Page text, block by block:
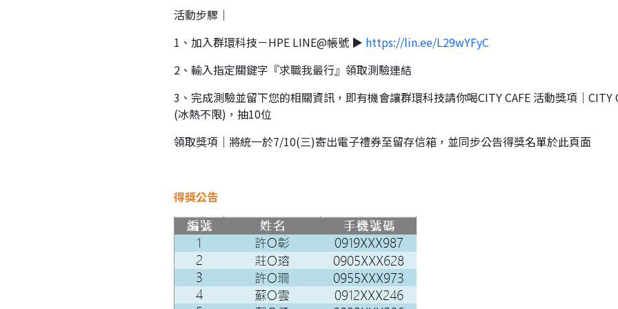
活動步驟｜
1、加入群環科技－HPE LINE@帳號 ▶ https://lin.ee/L29wYFyC
2、輸入指定關鍵字『求職我最行』領取測驗連結
3、完成測驗並留下您的相關資訊，即有機會讓群環科技請你喝CITY CAFE 活動獎項｜CITY
(冰熱不限)，抽10位
領取獎項｜將統一於7/10(三)寄出電子禮券至留存信箱，並同步公告得獎名單於此頁面
得獎公告